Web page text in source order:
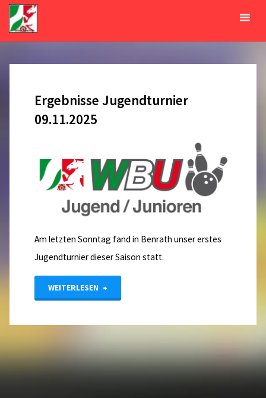
Zum
Inhalt
springenTag:
Ergebnisse Jugendturnier
09.11.2025
Am letzten Sonntag fand in Benrath unser erstes
Jugendturnier dieser Saison statt.
WEITERLESEN "Ergebnisse